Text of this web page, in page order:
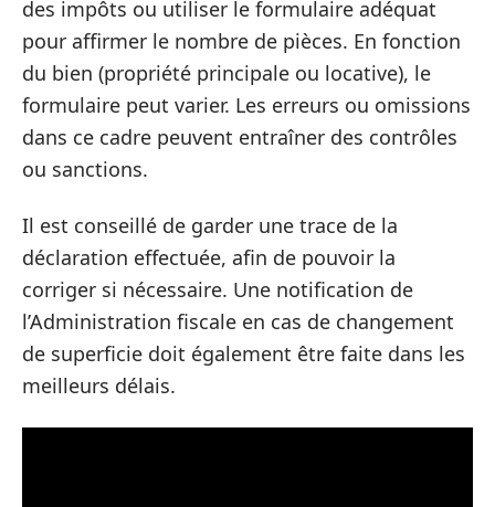
des impôts ou utiliser le formulaire adéquat
pour affirmer le nombre de pièces. En fonction
du bien (propriété principale ou locative), le
formulaire peut varier. Les erreurs ou omissions
dans ce cadre peuvent entraîner des contrôles
ou sanctions.
Il est conseillé de garder une trace de la
déclaration effectuée, afin de pouvoir la
corriger si nécessaire. Une notification de
l’Administration fiscale en cas de changement
de superficie doit également être faite dans les
meilleurs délais.